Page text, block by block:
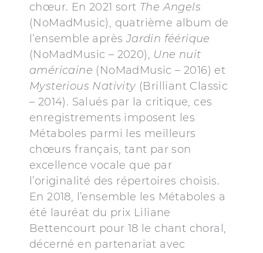
chœur. En 2021 sort The Angels
(NoMadMusic), quatrième album de
l’ensemble aprèsJardin féérique
(NoMadMusic – 2020), Une nuit
américaine (NoMadMusic – 2016) et
Mysterious Nativity (Brilliant Classic
– 2014). Salués par la critique, ces
enregistrements imposent les
Métaboles parmi les meilleurs
chœurs français, tant par son
excellence vocale que par
l’originalité des répertoires choisis.
En 2018, l’ensemble les Métaboles a
été lauréat du prix Liliane
Bettencourt pour 18 le chant choral,
décerné en partenariat avec